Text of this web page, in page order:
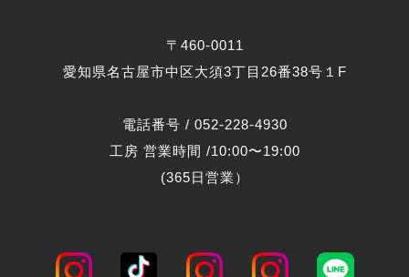
〒460-0011
愛知県名古屋市中区大須3丁目26番38号１F
電話番号 / 052-228-4930
工房 営業時間 /10:00〜19:00
(365日営業）